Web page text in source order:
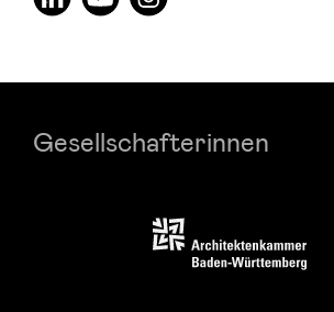
Gesellschafterinnen